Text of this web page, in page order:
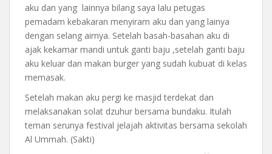
aku dan yang lainnya bilang saya lalu petugas
pemadam kebakaran menyiram aku dan yang lainya
dengan selang airnya. Setelah basah-basahan aku di
ajak kekamar mandi untuk ganti baju ,setelah ganti baju
aku keluar dan makan burger yang sudah kubuat di kelas
memasak.
Setelah makan aku pergi ke masjid terdekat dan
melaksanakan solat dzuhur bersama bundaku. Itulah
teman serunya festival jelajah aktivitas bersama sekolah
Al Ummah. (Sakti)